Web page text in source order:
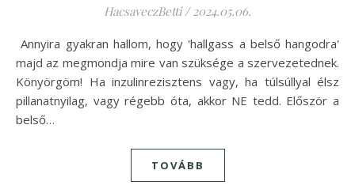
HacsaveczBetti / 2024.05.06.
Annyira gyakran hallom, hogy 'hallgass a belső hangodra'
majd az megmondja mire van szüksége a szervezetednek.
Könyörgöm! Ha inzulinrezisztens vagy, ha túlsúllyal élsz
pillanatnyilag, vagy régebb óta, akkor NE tedd. Először a
belső…
TOVÁBB